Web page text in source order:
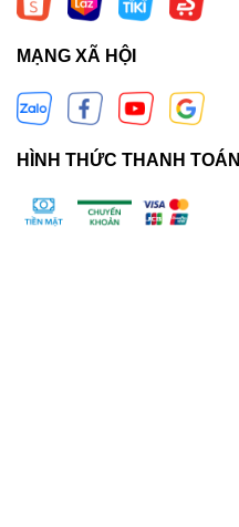
MẠNG XÃ HỘI
HÌNH THỨC THANH TOÁN